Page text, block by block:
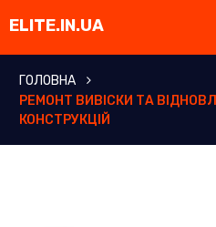
ГОЛОВНА
РЕМОНТ ВИВІСКИ ТА
КОНСТРУКЦІЙ